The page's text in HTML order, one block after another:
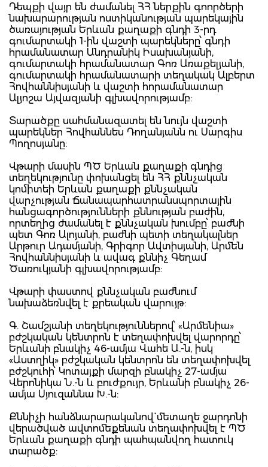
Դեպքի վայր են ժամանել ՀՀ ներքին գոործերի
նախարարության ոստիկանության պարեկային
ծառայության Երևան քաղաքի գնդի 3-րդ
գումարտակի 1-ին վաշտի պարեկները՝ գնդի
հրամանատար Անդրանիկ Իսախանյանի,
գումարտակի հրամանատար Գոռ Առաքելյանի,
գումարտակի հրամանատարի տեղակակ Ալբերտ
Հովհաննիսյանի և վաշտի հորամանատար
Ալյոշա Այվազյանի գլխավորությամբ:
Տարածքը սահմանազատել են նույն վաշտի
պարեկներ Հովհաննես Դողանյանն ու Սարգիս
Պողոսյանը:
Վթարի մասին ՊԾ Երևան քաղաքի գնդից
տեղեկությունը փոխանցել են ՀՀ քննչական
կոմիտեի Երևան քաղաքի քննչական
վարչության Ճանապարհատրանսպորտային
հանցագործությունների քննության բաժին,
որտեղից ժամանել է քննչական խումբը՝ բաժնի
պետ Գոռ Ալոյանի, բաժնի պետի տեղակալներ
Արթուր Ադամյանի, Գրիգոր Ավտիսյանի, Արմեն
Հովհաննիսյանի և ավագ քննիչ Գեղամ
Ծառուկյանի գլխավորությամբ:
Վթարի փաստով քննչական բաժնում
նախաձեռնվել է քրեական վարույթ:
Գ. Շամշյանի տեղեկություններով՝ «Արմենիա»
բժշկական կենտրոն է տեղափոխվել վարորդը՝
Երևանի բնակիչ 46-ամյա Վահե Ա.-ն, իսկ
«Աստղիկ» բժշկական կենտրոն են տեղափոխվել
բժշկուհի՝ Կոտայքի մարզի բնակիչ 27-ամյա
Վերոնիկա Ն.-ն և բուժքույր, Երևանի բնակիչ 26-
ամյա Սյուզաննա Խ.-ն:
Քննիչի հանձնարարականով` մետաղե ջարդոնի
վերածված ավտոմեքենան տեղափոխվել է ՊԾ
Երևան քաղաքի գնդի պահպանվող հատուկ
տարածք: